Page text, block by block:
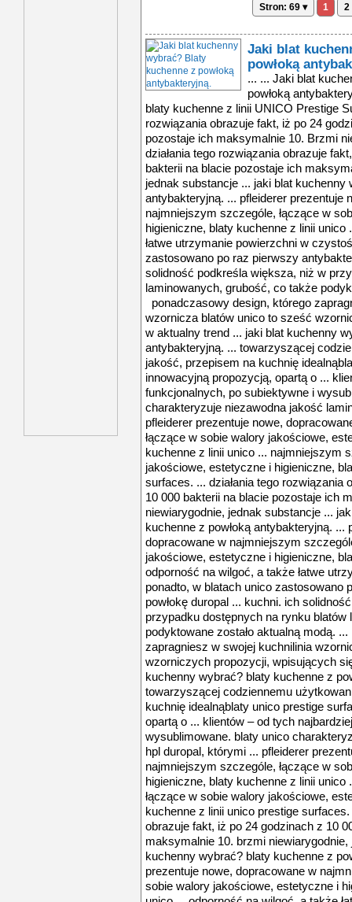
Stron: 69 ▾ 1 2
Jaki blat
powłoką
... ... Jaki blat kuchenny wybrać? Blaty kuchenne z powłoką antybakteryjną. ... , estetyczne i higieniczne, blaty kuchenne z linii UNICO Prestige Surfaces. ... działania tego rozwiązania obrazuje fakt, iż po 24 godzinach z 10 000 bakterii na blacie pozostaje ich maksymalnie 10. Brzmi niewiarygodnie, jednak substancje ... działania tego rozwiązania obrazuje fakt, iż po 24 godzinach z 10 000 bakterii na blacie pozostaje ich maksymalnie 10. brzmi niewiarygodnie, jednak substancje ... jaki blat kuchenny wybrać? blaty kuchenne z powłoką antybakteryjną. ... pfleiderer prezentuje nowe, dopracowane w najmniejszym szczególe, łączące w sobie walory jakościowe, estetyczne i higieniczne, blaty kuchenne z linii unico ... odporność na wilgoć, a także łatwe utrzymanie powierzchni w czystości. ponadto, w blatach unico zastosowano po raz pierwszy antybakteryjną powłokę duropal ... kuchni. ich solidność podkreśla większa, niż w przypadku dostępnych na rynku blatów laminowanych, grubość, co także podyktowane zostało aktualną modą. ... . ponadczasowy design, którego zapragniesz w swojej kuchnilinia wzornicza blatów unico to sześć wzorniczych propozycji, wpisujących się w aktualny trend ... jaki blat kuchenny wybrać? blaty kuchenne z powłoką antybakteryjną. ... towarzyszącej codziennemu użytkowaniu. najwyższa jakość, przepisem na kuchnię idealnąblaty unico prestige surfaces są innowacyjną propozycją, opartą o ... klientów – od tych najbardziej funkcjonalnych, po subiektywne i wysublimowane. blaty unico charakteryzuje niezawodna jakość laminatów hpl duropal, którymi ... pfleiderer prezentuje nowe, dopracowane w najmniejszym szczególe, łączące w sobie walory jakościowe, estetyczne i higieniczne, blaty kuchenne z linii unico ... najmniejszym szczególe, łączące w sobie walory jakościowe, estetyczne i higieniczne, blaty kuchenne z linii unico prestige surfaces. ... działania tego rozwiązania obrazuje fakt, iż po 24 godzinach z 10 000 bakterii na blacie pozostaje ich maksymalnie 10. brzmi niewiarygodnie, jednak substancje ... jaki blat kuchenny wybrać? blaty kuchenne z powłoką antybakteryjną. ... pfleiderer prezentuje nowe, dopracowane w najmniejszym szczególe, łączące w sobie walory jakościowe, estetyczne i higieniczne, blaty kuchenne z linii unico ... odporność na wilgoć, a także łatwe utrzymanie powierzchni w czystości. ponadto, w blatach unico zastosowano po raz pierwszy antybakteryjną powłokę duropal ... kuchni. ich solidność podkreśla większa, niż w przypadku dostępnych na rynku blatów laminowanych, grubość, co także podyktowane zostało aktualną modą. ... . ponadczasowy design, którego zapragniesz w swojej kuchnilinia wzornicza blatów unico to sześć wzorniczych propozycji, wpisujących się w aktualny trend ... jaki blat kuchenny wybrać? blaty kuchenne z powłoką antybakteryjną. ... towarzyszącej codziennemu użytkowaniu. najwyższa jakość, przepisem na kuchnię idealnąblaty unico prestige surfaces są innowacyjną propozycją, opartą o ... klientów – od tych najbardziej funkcjonalnych, po subiektywne i wysublimowane. blaty unico charakteryzuje niezawodna jakość laminatów hpl duropal, którymi ... pfleiderer prezentuje nowe, dopracowane w najmniejszym szczególe, łączące w sobie walory jakościowe, estetyczne i higieniczne, blaty kuchenne z linii unico ... najmniejszym szczególe, łączące w sobie walory jakościowe, estetyczne i higieniczne, blaty kuchenne z linii unico prestige surfaces. ... działania tego rozwiązania obrazuje fakt, iż po 24 godzinach z 10 000 bakterii na blacie pozostaje ich maksymalnie 10. brzmi niewiarygodnie, jednak substancje ... jaki blat kuchenny wybrać? blaty kuchenne z powłoką antybakteryjną. ... pfleiderer prezentuje nowe, dopracowane w najmniejszym szczególe, łączące w sobie walory jakościowe, estetyczne i higieniczne, blaty kuchenne z linii unico ... odporność na wilgoć, a